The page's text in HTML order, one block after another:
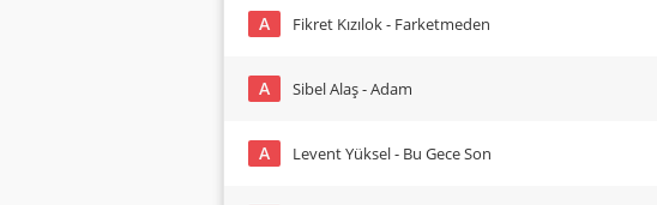
A Fikret Kızılok - Farketmeden
A Sibel Alaş - Adam
A Levent Yüksel - Bu Gece Son